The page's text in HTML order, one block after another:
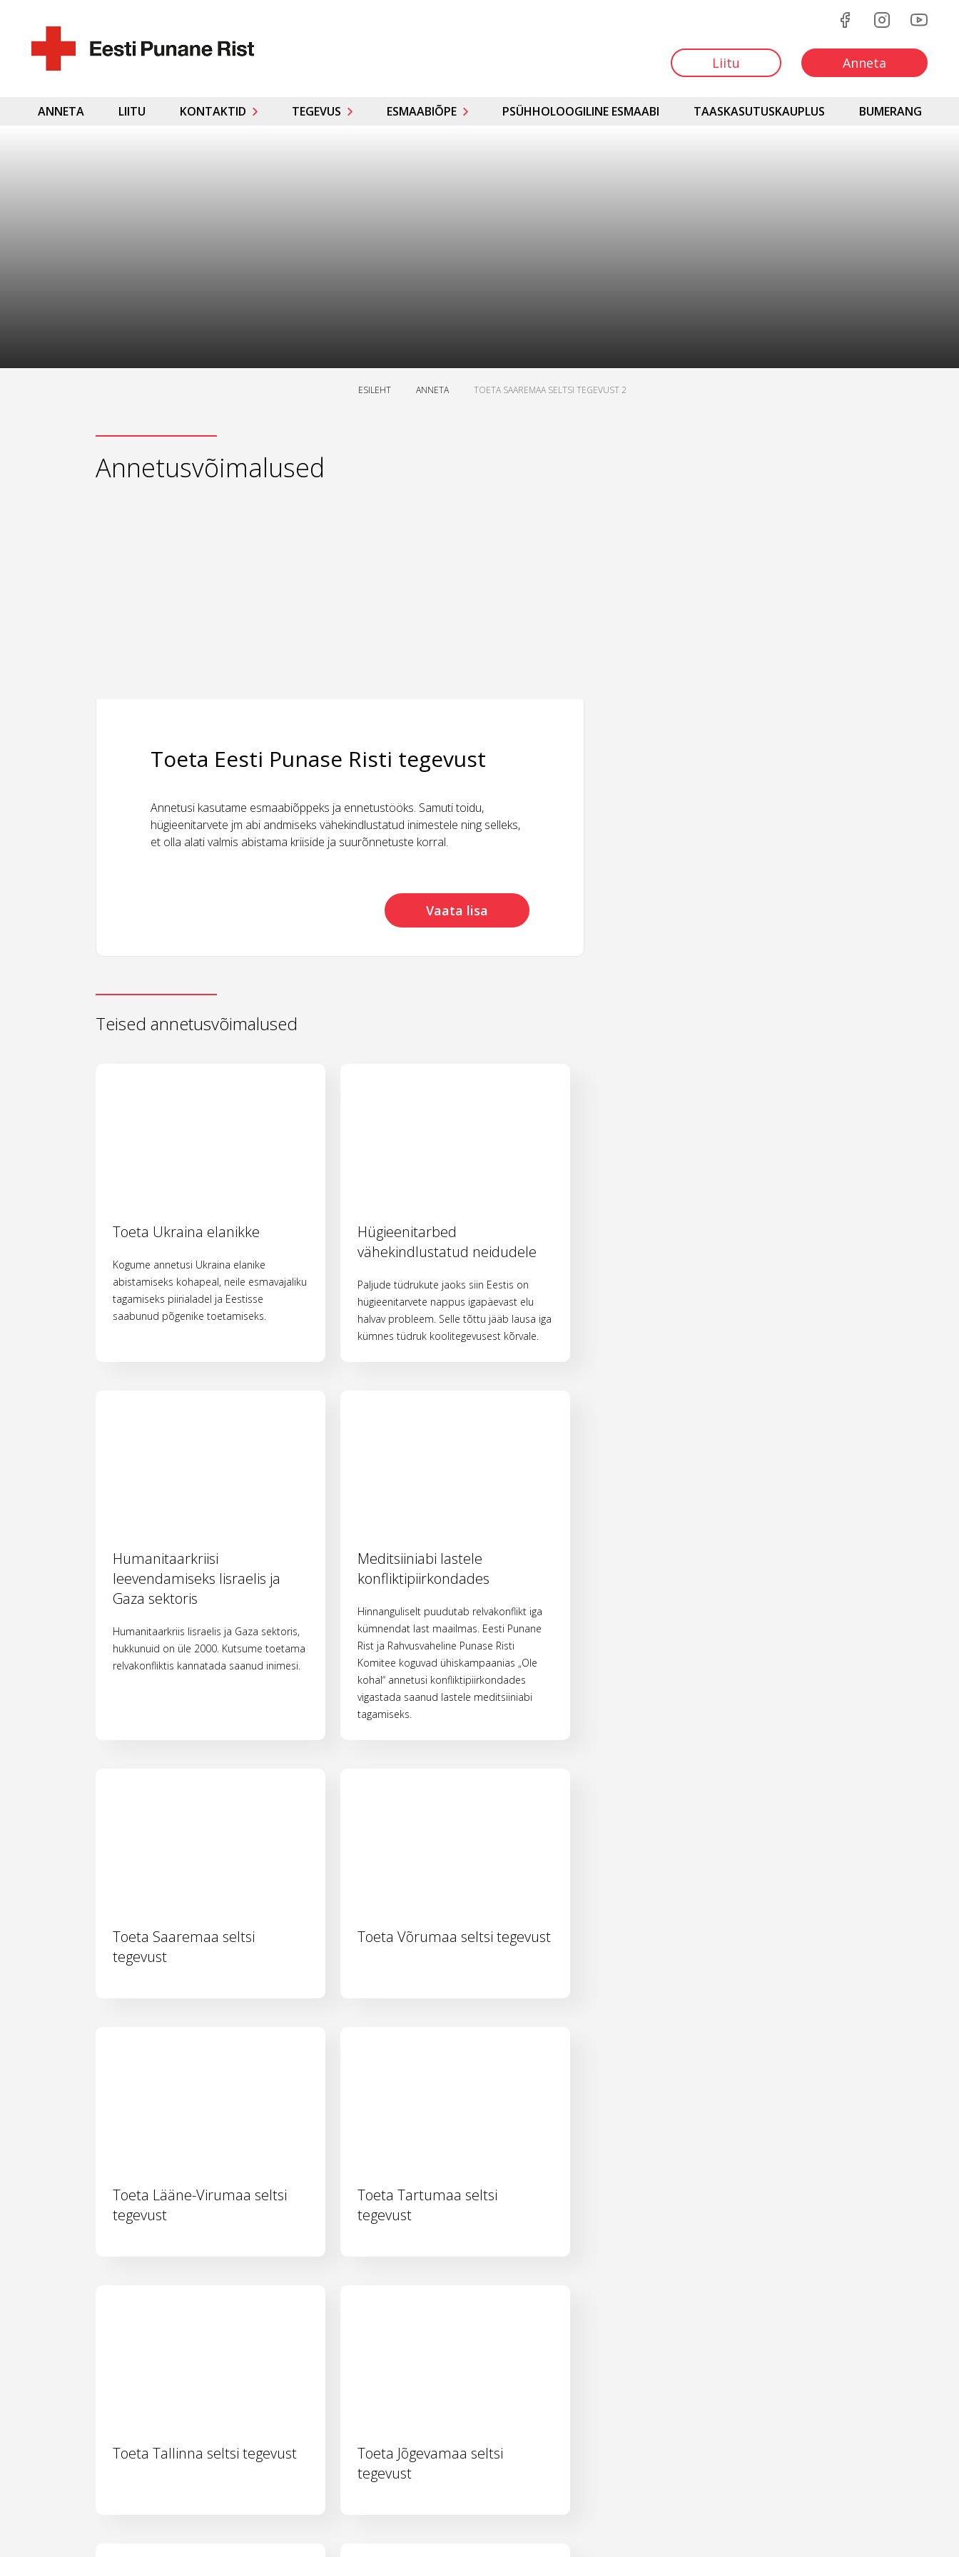
Liitu Anneta
ANNETA LIITU KONTAKTID TEGEVUS ESMAABIÕPE PSÜHHOLOOGILINE ESMAABI TAASKASUTUSKAUPLUS BUMERANG
ESILEHT ANNETA TOETA SAAREMAA SELTSI TEGEVUST 2
Annetusvõimalused
Toeta Eesti Punase Risti tegevust
Annetusi kasutame esmaabiõppeks ja ennetustööks. Samuti toidu,
hügieenitarvete jm abi andmiseks vähekindlustatud inimestele ning selleks,
et olla alati valmis abistama kriiside ja suurõnnetuste korral.
Vaata lisa
Teised annetusvõimalused
Toeta Ukraina elanikke
Kogume annetusi Ukraina elanike
abistamiseks kohapeal, neile esmavajaliku
tagamiseks piirialadel ja Eestisse
saabunud põgenike toetamiseks.
Hügieenitarbed
vähekindlustatud neidudele
Paljude tüdrukute jaoks siin Eestis on
hügieenitarvete nappus igapäevast elu
halvav probleem. Selle tõttu jääb lausa iga
kümnes tüdruk koolitegevusest kõrvale.
Humanitaarkriisi
leevendamiseks Iisraelis ja
Gaza sektoris
Humanitaarkriis Iisraelis ja Gaza sektoris,
hukkunuid on üle 2000. Kutsume toetama
relvakonfliktis kannatada saanud inimesi.
Meditsiiniabi lastele
konfliktipiirkondades
Hinnanguliselt puudutab relvakonflikt iga
kümnendat last maailmas. Eesti Punane
Rist ja Rahvusvaheline Punase Risti
Komitee koguvad ühiskampaanias „Ole
kohal“ annetusi konfliktipiirkondades
vigastada saanud lastele meditsiiniabi
tagamiseks.
Toeta Saaremaa seltsi
tegevust
Toeta Võrumaa seltsi tegevust
Toeta Lääne-Virumaa seltsi
tegevust
Toeta Tartumaa seltsi
tegevust
Toeta Tallinna seltsi tegevust
Toeta Jõgevamaa seltsi
tegevust